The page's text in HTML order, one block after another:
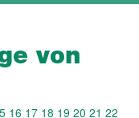
von
16 17 18 19 20 21 22